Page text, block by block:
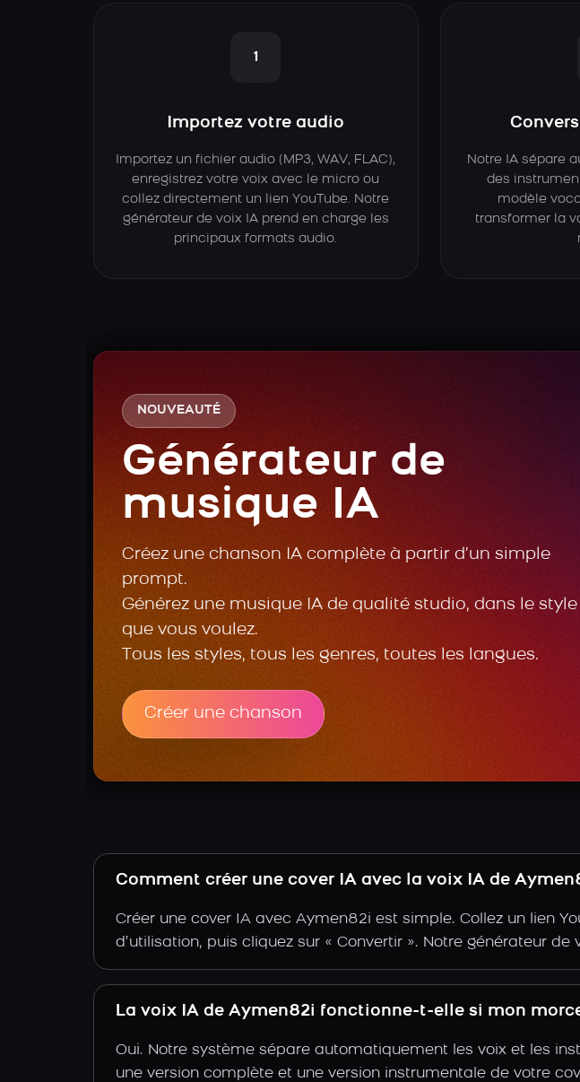
1
Importez votre audio
Importez un fichier audio (MP3, WAV, FLAC),
enregistrez votre voix avec le micro ou
collez directement un lien YouTube. Notre
générateur de voix IA prend en charge les
principaux formats audio.
Notre IA sépare
des
modèle
transformer la
NOUVEAUTÉ
Générateur de
musique IA
Créez une chanson IA complète à partir d’un simple
prompt.
Générez une musique IA de qualité studio, dans le style
que vous voulez.
Tous les styles, tous les genres, toutes les langues.
Créer une chanson
Comment créer une cover IA avec la voix IA de
Créer une cover IA avec Aymen82i est simple. Collez un lien
d’utilisation, puis cliquez sur « Convertir ». Notre générateur
La voix IA de Aymen82i fonctionne-t-elle si mon
Oui. Notre système sépare automatiquement les voix et les
une version complète et une version instrumentale de votre